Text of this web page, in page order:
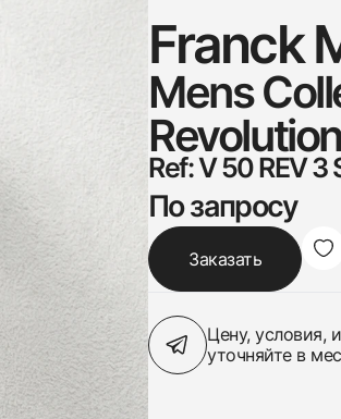
Franck
Mens
Ref: V 50 REV 3
По запросу
Заказать
Цену, условия,
уточняйте в